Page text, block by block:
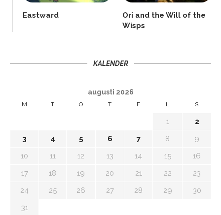
Eastward
Ori and the Will of the
Wisps
KALENDER
augusti 2026
M T O T F L S
1
2
3
4 5 6 7 8
9
10
11 12 13 14 15
16
17
18 19 20 21 22
23
24
25 26 27 28 29
30
31